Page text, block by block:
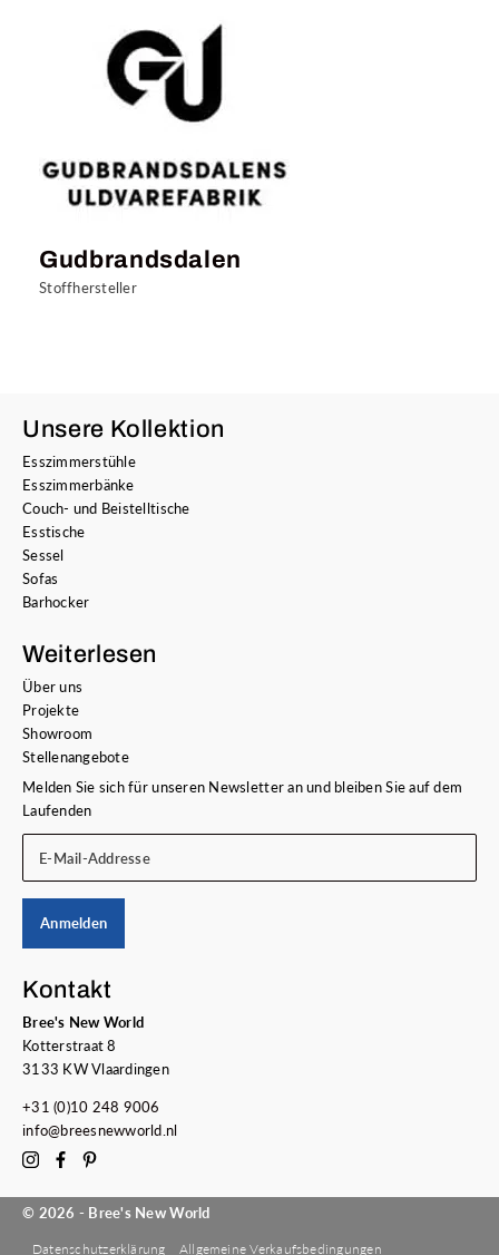
Gudbrandsdalen
Stoffhersteller
Unsere Kollektion
Esszimmerstühle
Esszimmerbänke
Couch- und Beistelltische
Esstische
Sessel
Sofas
Barhocker
Weiterlesen
Über uns
Projekte
Showroom
Stellenangebote
Melden Sie sich für unseren Newsletter an und bleiben Sie auf dem
Laufenden
E-Mail-Addresse
Anmelden
Kontakt
Bree's New World
Kotterstraat 8
3133 KW Vlaardingen
+31 (0)10 248 9006
info@breesnewworld.nl
© 2026 - Bree's New World
Datenschutzerklärung Allgemeine Verkaufsbedingungen